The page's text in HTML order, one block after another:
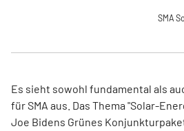
SMA
Es sieht sowohl fundamental als
für SMA aus. Das Thema "Solar-
Joe Bidens Grünes